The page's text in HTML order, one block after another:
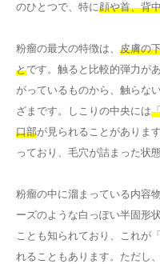
のひとつで、特に顔や首、背
粉瘤の最大の特徴は、 皮膚の
とです。触ると比較的弾力が
がっているものから、触らな
ざまです。しこりの中央には
口部が見られることがありま
っており、毛穴が詰まった状
粉瘤の中に溜まっている内容
ーズのような白っぽい半固形
ことも知られており、これが
れることもあります。ただし